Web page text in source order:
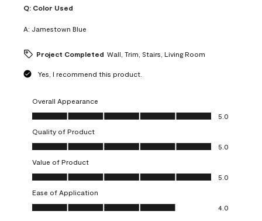
Q: Color Used
A: Jamestown Blue
Project Completed Wall, Trim, Stairs, Living Room
Yes, I recommend this product.
Overall Appearance
Overall Appearance, 5.0 out of 5
5.0
Quality of Product
Quality of Product, 5.0 out of 5
5.0
Value of Product
Value of Product, 5.0 out of 5
5.0
Ease of Application
Ease of Application, 4.0 out of 5
4.0